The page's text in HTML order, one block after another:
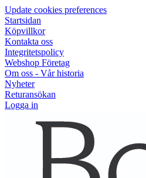
Update cookies preferences
Startsidan
Köpvillkor
Kontakta oss
Integritetspolicy
Webshop Företag
Om oss - Vår historia
Nyheter
Returansökan
Logga in